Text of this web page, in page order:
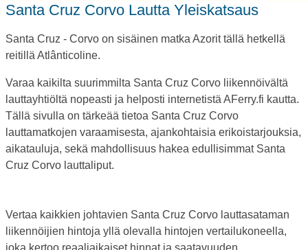
Santa Cruz Corvo Lautta Yleiskatsaus
Santa Cruz - Corvo on sisäinen matka Azorit tällä hetkellä
reitillä Atlânticoline.
Varaa kaikilta suurimmilta Santa Cruz Corvo liikennöivältä
lauttayhtiöltä nopeasti ja helposti internetistä AFerry.fi kautta.
Tällä sivulla on tärkeää tietoa Santa Cruz Corvo
lauttamatkojen varaamisesta, ajankohtaisia erikoistarjouksia,
aikatauluja, sekä mahdollisuus hakea edullisimmat Santa
Cruz Corvo lauttaliput.
Vertaa kaikkien johtavien Santa Cruz Corvo lauttasataman
liikennöijien hintoja yllä olevalla hintojen vertailukoneella,
joka kertoo reaaliaikaiset hinnat ja saatavuuden.